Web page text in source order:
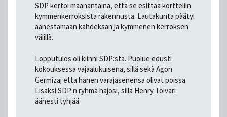
SDP kertoi maanantaina, että se esittää kortteliin
kymmenkerroksista rakennusta. Lautakunta päätyi
äänestämään kahdeksan ja kymmenen kerroksen
välillä.
Lopputulos oli kiinni SDP:stä. Puolue edusti
kokouksessa vajaalukuisena, sillä sekä Agon
Gërmizaj että hänen varajäsenensä olivat poissa.
Lisäksi SDP:n ryhmä hajosi, sillä Henry Toivari
äänesti tyhjää.